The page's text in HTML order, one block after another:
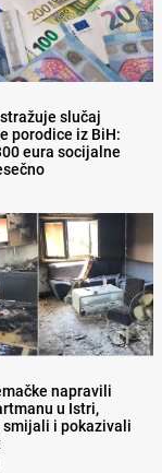
slučaj
porodice iz BiH:
eura socijalne
napravili
u Istri,
smijali i pokazivali